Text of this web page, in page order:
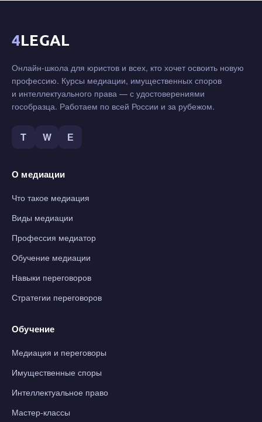
4LEGAL
Онлайн-школа для юристов и всех, кто хочет освоить новую
профессию. Курсы медиации, имущественных споров
и интеллектуального права — с удостоверениями
гособразца. Работаем по всей России и за рубежом.
T W Е
О медиации
Что такое медиация
Виды медиации
Профессия медиатор
Обучение медиации
Навыки переговоров
Стратегии переговоров
Обучение
Медиация и переговоры
Имущественные споры
Интеллектуальное право
Мастер-классы